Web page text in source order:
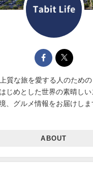
質な旅を愛する人のため
じめとした世界の素晴し
、グルメ情報をお届けしま
ABOUT